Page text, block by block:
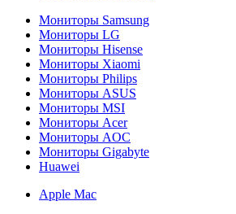
Мониторы Samsung
Мониторы LG
Мониторы Hisense
Мониторы Xiaomi
Мониторы Philips
Мониторы ASUS
Мониторы MSI
Мониторы Acer
Мониторы AOC
Мониторы Gigabyte
Huawei
Apple Mac